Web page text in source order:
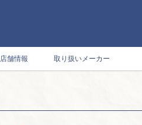
店舗情報 取り扱いメーカー